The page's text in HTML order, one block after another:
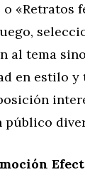
«Retratos
al tema
en estilo y
público